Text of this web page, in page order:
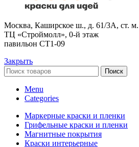
Москва, Каширское ш., д. 61/3А, ст.
ТЦ «Строймолл», 0-й этаж
павильон СТ1-09
Закрыть
Поиск
Menu
Categories
Маркерные краски и пленки
Грифельные краски и пленки
Магнитные покрытия
Краски интерьерные